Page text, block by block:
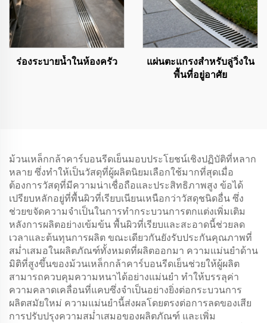
ร่องระบายน้ำในห้องครัว
แผ่นตะแกรงสำหรับลู่วิ่งใน
พื้นที่อยู่อาศัย
ม้วนเหล็กกล้าคาร์บอนรีดเย็นมอบประโยชน์เชิงปฏิบัติที่หลาก
หลาย ซึ่งทำให้เป็นวัสดุที่ผู้ผลิตนิยมเลือกใช้มากที่สุดเมื่อ
ต้องการวัสดุที่มีความน่าเชื่อถือและประสิทธิภาพสูง ข้อได้
เปรียบหลักอยู่ที่พื้นผิวที่เรียบเนียนเหนือกว่าวัสดุชนิดอื่น ซึ่ง
ช่วยขจัดความจำเป็นในการทำกระบวนการตกแต่งเพิ่มเติม
หลังการผลิตอย่างเข้มข้น พื้นผิวที่เรียบและสะอาดนี้ช่วยลด
เวลาและต้นทุนการผลิต ขณะเดียวกันยังรับประกันคุณภาพที่
สม่ำเสมอในผลิตภัณฑ์ทั้งหมดที่ผลิตออกมา ความแม่นยำด้าน
มิติที่สูงขึ้นของม้วนเหล็กกล้าคาร์บอนรีดเย็นช่วยให้ผู้ผลิต
สามารถควบคุมความหนาได้อย่างแม่นยำ ทำให้บรรลุค่า
ความคลาดเคลื่อนที่แคบซึ่งจำเป็นอย่างยิ่งต่อกระบวนการ
ผลิตสมัยใหม่ ความแม่นยำนี้ส่งผลโดยตรงต่อการลดของเสีย
การปรับปรุงความสม่ำเสมอของผลิตภัณฑ์ และเพิ่ม